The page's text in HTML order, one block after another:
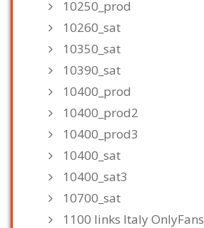
10250_prod
10260_sat
10350_sat
10390_sat
10400_prod
10400_prod2
10400_prod3
10400_sat
10400_sat3
10700_sat
1100 links Italy OnlyFans